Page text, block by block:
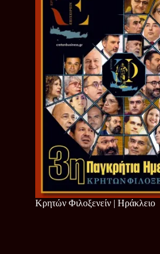
Κρητών Φιλοξενείν | Ηράκλειο